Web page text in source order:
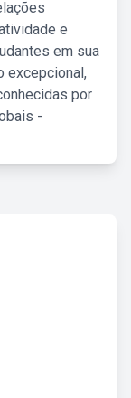
e
em sua
excepcional,
por
-